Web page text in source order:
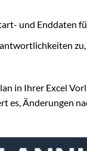
und Enddaten
zu,
in Ihrer Excel
es, Änderungen